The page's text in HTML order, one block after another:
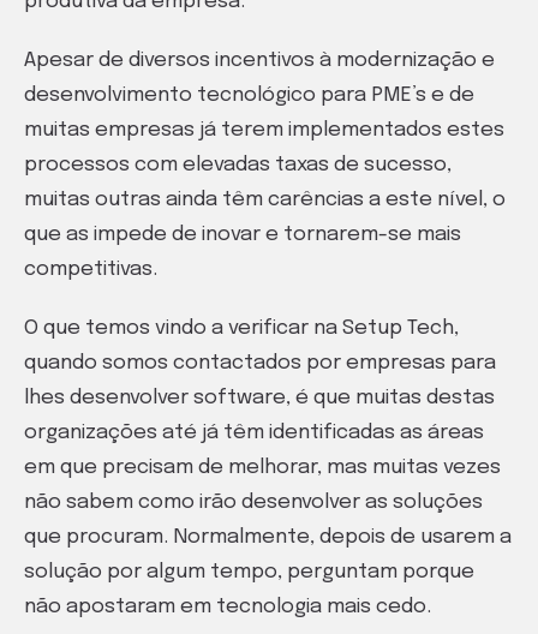
Apesar de diversos incentivos à modernização e
desenvolvimento tecnológico para PME’s e de
muitas empresas já terem implementados estes
processos com elevadas taxas de sucesso,
muitas outras ainda têm carências a este nível, o
que as impede de inovar e tornarem-se mais
competitivas.
O que temos vindo a verificar na Setup Tech,
quando somos contactados por empresas para
lhes desenvolver software, é que muitas destas
organizações até já têm identificadas as áreas
em que precisam de melhorar, mas muitas vezes
não sabem como irão desenvolver as soluções
que procuram. Normalmente, depois de usarem a
solução por algum tempo, perguntam porque
não apostaram em tecnologia mais cedo.